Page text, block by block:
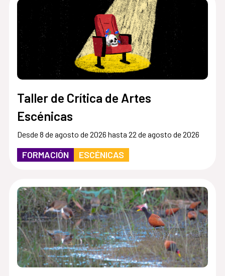
Taller de Crítica de Artes
Escénicas
Desde 8 de agosto de 2026 hasta 22 de agosto de 2026
FORMACIÓN ESCÉNICAS